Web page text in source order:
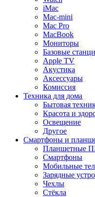
iMac
Mac-mini
Mac Pro
MacBook
Мониторы
Базовые
Apple TV
Акустика
Аксессуары
Комиссия
Техника для дома
Бытовая
Красота и
Освещение
Другое
Смартфоны и
Планшетные
Смартфоны
Мобильные
Зарядные
Чехлы
Стёкла